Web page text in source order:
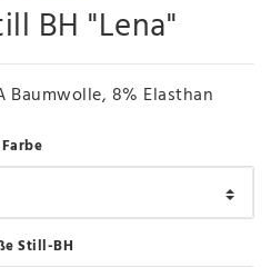
BH "Lena"
Baumwolle, 8% Elasthan
Farbe
Still-BH